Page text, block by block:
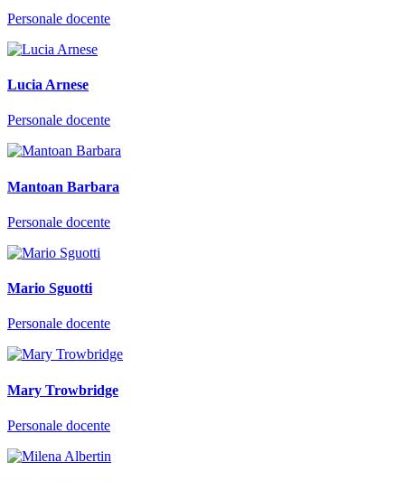
Personale docente
Lucia Arnese
Personale docente
Mantoan Barbara
Personale docente
Mario Sguotti
Personale docente
Mary Trowbridge
Personale docente